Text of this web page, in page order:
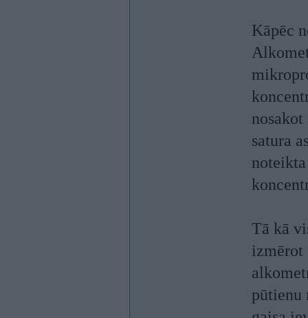
Kāpēc
satura
Tā kā
izmērot
pūtienu